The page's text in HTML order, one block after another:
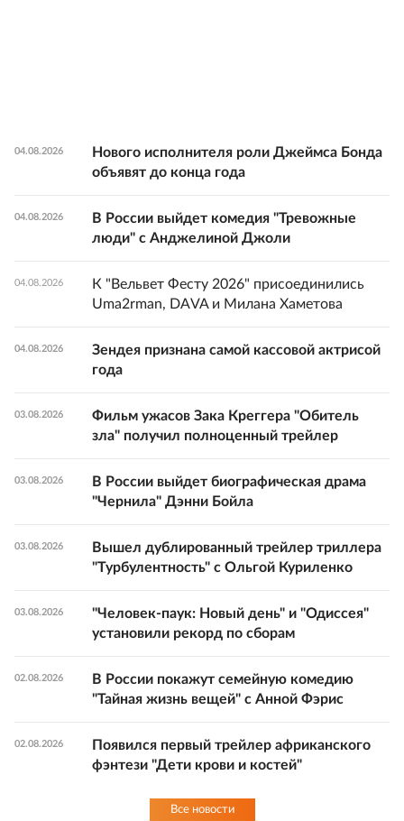
04.08.2026
Нового исполнителя роли Джеймса Бонда
объявят до конца года
04.08.2026
В России выйдет комедия "Тревожные
люди" с Анджелиной Джоли
04.08.2026
К "Вельвет Фесту 2026" присоединились
Uma2rman, DAVA и Милана Хаметова
04.08.2026
Зендея признана самой кассовой актрисой
года
03.08.2026
Фильм ужасов Зака Креггера "Обитель
зла" получил полноценный трейлер
03.08.2026
В России выйдет биографическая драма
"Чернила" Дэнни Бойла
03.08.2026
Вышел дублированный трейлер триллера
"Турбулентность" с Ольгой Куриленко
03.08.2026
"Человек-паук: Новый день" и "Одиссея"
установили рекорд по сборам
02.08.2026
В России покажут семейную комедию
"Тайная жизнь вещей" с Анной Фэрис
02.08.2026
Появился первый трейлер африканского
фэнтези "Дети крови и костей"
Все новости